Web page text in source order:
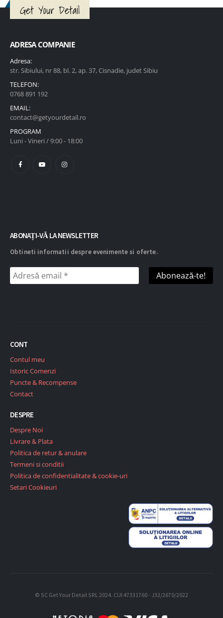
Get Your Detail
ADRESA COMPANIE
Adresa:
str. Sibiului, nr 88, bl. 2, ap. 37, Cisnadie, judet Sibiu
TELEFON:
0768 891 192
EMAIL:
contact@getyourdetail.ro
PROGRAM
Luni - Vineri / 9:00 - 18:00
ABONAȚI-VĂ LA NEWSLETTER
Obtineti informatii despre evenimente si oferte.
CONT
Contul meu
Istoric Comenzi
Puncte & Recompense
Contact
DESPRE
Despre Noi
Livrare & Plata
Politica de retur & anulare
Termeni si conditii
Politica de confidentialitate & cookie-uri
Setari Cookieuri
© SC Get Your Detail SRL 2024. CUI 47331760 - J32/2670/2022